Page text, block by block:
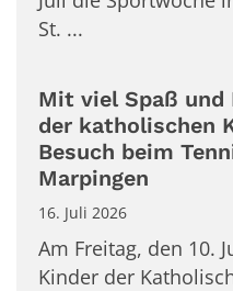
St. ...
Mit viel Spaß und
der katholischen
Besuch beim
Marpingen
16. Juli 2026
Am Freitag, den 10.
Kinder der